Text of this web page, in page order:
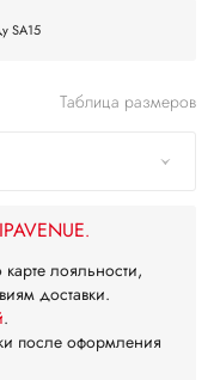
SA15
Таблица размеров
.
лояльности,
доставки.
.
после оформления